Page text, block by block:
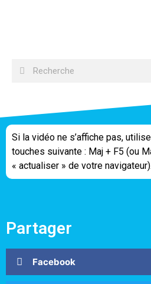
Si la vidéo ne s’affiche pas,
touches suivante : Maj + F5 (ou
« actualiser » de votre navigateur).
Partager
Facebook